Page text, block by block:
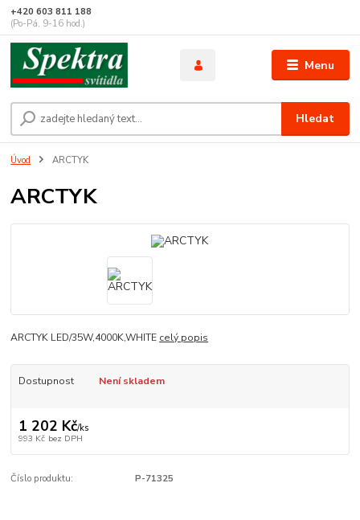
Menu
Hledat
+420 603 811 188
(Po-Pá, 9-16 hod.)
Úvod ARCTYK
ARCTYK
ARCTYK LED/35W,4000K,WHITE celý popis
Dostupnost Není skladem
1 202 Kč/ks
993 Kč bez DPH
Číslo produktu: P-71325